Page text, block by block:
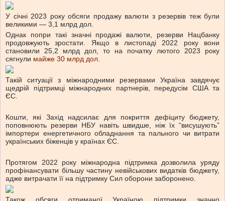
У січні 2023 року обсяги продажу валюти з резервів теж були
великими — 3,1 млрд дол.
Однак попри такі значні продажі валюти, резерви Нацбанку
продовжують зростати. Якщо в листопаді 2022 року вони
становили 25,2 млрд дол, то на початку лютого 2023 року
сягнули майже 30 млрд дол.
Такій ситуації з міжнародними резервами Україна завдячує
щедрій підтримці міжнародних партнерів, передусім США та
ЄС.
Кошти, які Захід надсилає для покриття дефіциту бюджету,
поповнюють резерви НБУ навіть швидше, ніж їх “висушують”
імпортери енергетичного обладнання та пального чи витрати
українських біженців у країнах ЄС.
Протягом 2022 року міжнародна підтримка дозволила уряду
профінансувати більшу частину невійськових видатків бюджету,
адже витрачати її на підтримку Сил оборони заборонено.